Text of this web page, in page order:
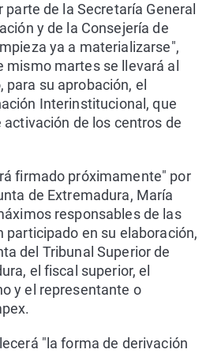
de la Secretaría General
y de la Consejería de
ya a materializarse",
martes se llevará al
para su aprobación, el
Interinstitucional, que
de los centros de
firmado próximamente" por
de Extremadura, María
responsables de las
participado en su elaboración,
del Tribunal Superior de
el fiscal superior, el
y el representante o
"la forma de derivación